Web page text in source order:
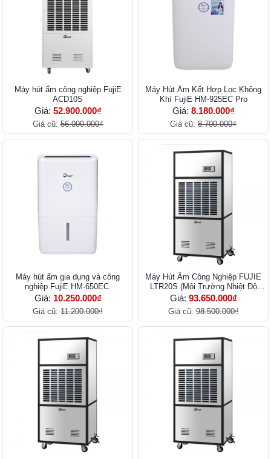
Máy hút ẩm công nghiệp FujiE
ACD10S
Giá: 52.900.000₫
Giá cũ:56.000.000₫
Máy Hút Ẩm Kết Hợp Lọc Không
Khí FujiE HM-925EC Pro
Giá: 8.180.000₫
Giá cũ: 8.700.000₫
Máy hút ẩm gia dụng và công
nghiệp FujiE HM-650EC
Giá: 10.250.000₫
Giá cũ: 11.200.000₫
Máy Hút Ẩm Công Nghiệp FUJIE
LTR20S (Môi Trường Nhiệt Độ
Thấp)
Giá: 93.650.000₫
Giá cũ:98.500.000₫